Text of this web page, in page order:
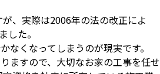
、実際は2006年の法の改正によ
た。
くなってしまうのが現実です。
ますので、大切なお家の工事を任せ